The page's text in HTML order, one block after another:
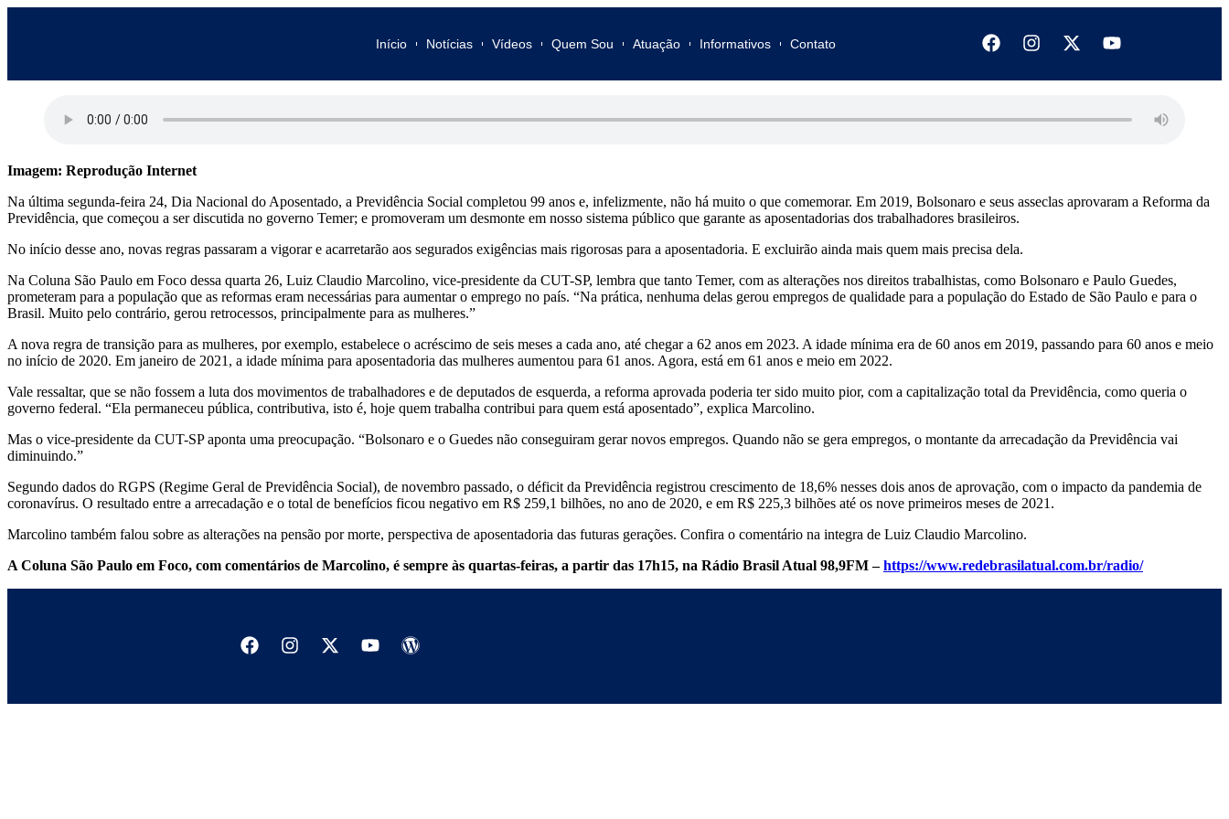
Início Notícias Vídeos Quem Sou Atuação Informativos Contato
Imagem: Reprodução Internet
Na última segunda-feira 24, Dia Nacional do Aposentado, a Previdência Social completou 99 anos e, infelizmente, não há muito o que comemorar. Em 2019, Bolsonaro e seus asseclas aprovaram a Reforma da
Previdência, que começou a ser discutida no governo Temer; e promoveram um desmonte em nosso sistema público que garante as aposentadorias dos trabalhadores brasileiros.
No início desse ano, novas regras passaram a vigorar e acarretarão aos segurados exigências mais rigorosas para a aposentadoria. E excluirão ainda mais quem mais precisa dela.
Na Coluna São Paulo em Foco dessa quarta 26, Luiz Claudio Marcolino, vice-presidente da CUT-SP, lembra que tanto Temer, com as alterações nos direitos trabalhistas, como Bolsonaro e Paulo Guedes,
prometeram para a população que as reformas eram necessárias para aumentar o emprego no país. “Na prática, nenhuma delas gerou empregos de qualidade para a população do Estado de São Paulo e para o
Brasil. Muito pelo contrário, gerou retrocessos, principalmente para as mulheres.”
A nova regra de transição para as mulheres, por exemplo, estabelece o acréscimo de seis meses a cada ano, até chegar a 62 anos em 2023. A idade mínima era de 60 anos em 2019, passando para 60 anos e meio
no início de 2020. Em janeiro de 2021, a idade mínima para aposentadoria das mulheres aumentou para 61 anos. Agora, está em 61 anos e meio em 2022.
Vale ressaltar, que se não fossem a luta dos movimentos de trabalhadores e de deputados de esquerda, a reforma aprovada poderia ter sido muito pior, com a capitalização total da Previdência, como queria o
governo federal. “Ela permaneceu pública, contributiva, isto é, hoje quem trabalha contribui para quem está aposentado”, explica Marcolino.
Mas o vice-presidente da CUT-SP aponta uma preocupação. “Bolsonaro e o Guedes não conseguiram gerar novos empregos. Quando não se gera empregos, o montante da arrecadação da Previdência vai
diminuindo.”
Segundo dados do RGPS (Regime Geral de Previdência Social), de novembro passado, o déficit da Previdência registrou crescimento de 18,6% nesses dois anos de aprovação, com o impacto da pandemia de
coronavírus. O resultado entre a arrecadação e o total de benefícios ficou negativo em R$ 259,1 bilhões, no ano de 2020, e em R$ 225,3 bilhões até os nove primeiros meses de 2021.
Marcolino também falou sobre as alterações na pensão por morte, perspectiva de aposentadoria das futuras gerações. Confira o comentário na integra de Luiz Claudio Marcolino.
A Coluna São Paulo em Foco, com comentários de Marcolino, é sempre às quartas-feiras, a partir das 17h15, na Rádio Brasil Atual 98,9FM –https://www.redebrasilatual.com.br/radio/